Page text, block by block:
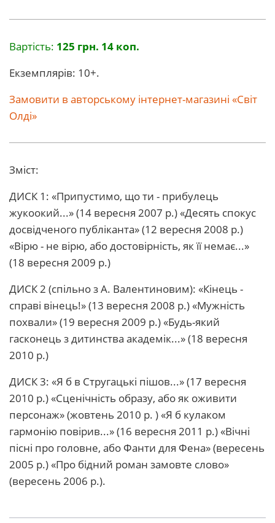
Вартість: 125 грн. 14 коп.
Екземплярів: 10+.
Замовити в авторському інтернет-магазині «Світ
Олді»
Зміст:
ДИСК 1: «Припустимо, що ти - прибулець
жукоокий...» (14 вересня 2007 р.) «Десять спокус
досвідченого публіканта» (12 вересня 2008 р.)
«Вірю - не вірю, або достовірність, як її немає...»
(18 вересня 2009 р.)
ДИСК 2 (спільно з А. Валентиновим): «Кінець -
справі вінець!» (13 вересня 2008 р.) «Мужність
похвали» (19 вересня 2009 р.) «Будь-який
гасконець з дитинства академік...» (18 вересня
2010 р.)
ДИСК 3: «Я б в Стругацькі пішов...» (17 вересня
2010 р.) «Сценічність образу, або як оживити
персонаж» (жовтень 2010 р. ) «Я б кулаком
гармонію повірив...» (16 вересня 2011 р.) «Вічні
пісні про головне, або Фанти для Фена» (вересень
2005 р.) «Про бідний роман замовте слово»
(вересень 2006 р.).